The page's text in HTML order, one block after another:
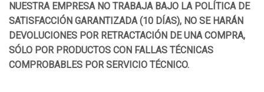
NUESTRA EMPRESA NO TRABAJA BAJO LA POLÍTICA DE
SATISFACCIÓN GARANTIZADA (10 DÍAS), NO SE HARÁN
DEVOLUCIONES POR RETRACTACIÓN DE UNA COMPRA,
SÓLO POR PRODUCTOS CON FALLAS TÉCNICAS
COMPROBABLES POR SERVICIO TÉCNICO.